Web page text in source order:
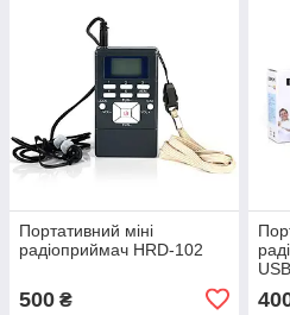
Портативний міні
радіоприймач HRD-102
500 ₴